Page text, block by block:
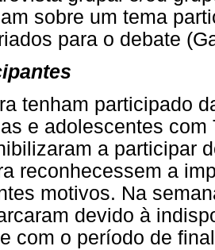
sobre um tema
para o debate
tenham participado
e adolescentes com
a participar
reconhecessem a
motivos. Na
devido à
com o período de